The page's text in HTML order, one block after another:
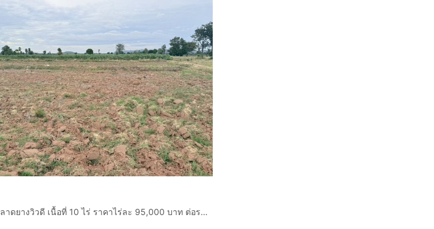
ขายที่ดินติดถนนลาดยางวิวดี เนื้อที่ 10 ไร่ ราคาไร่ละ 95,000 บาท ต่อรองได้